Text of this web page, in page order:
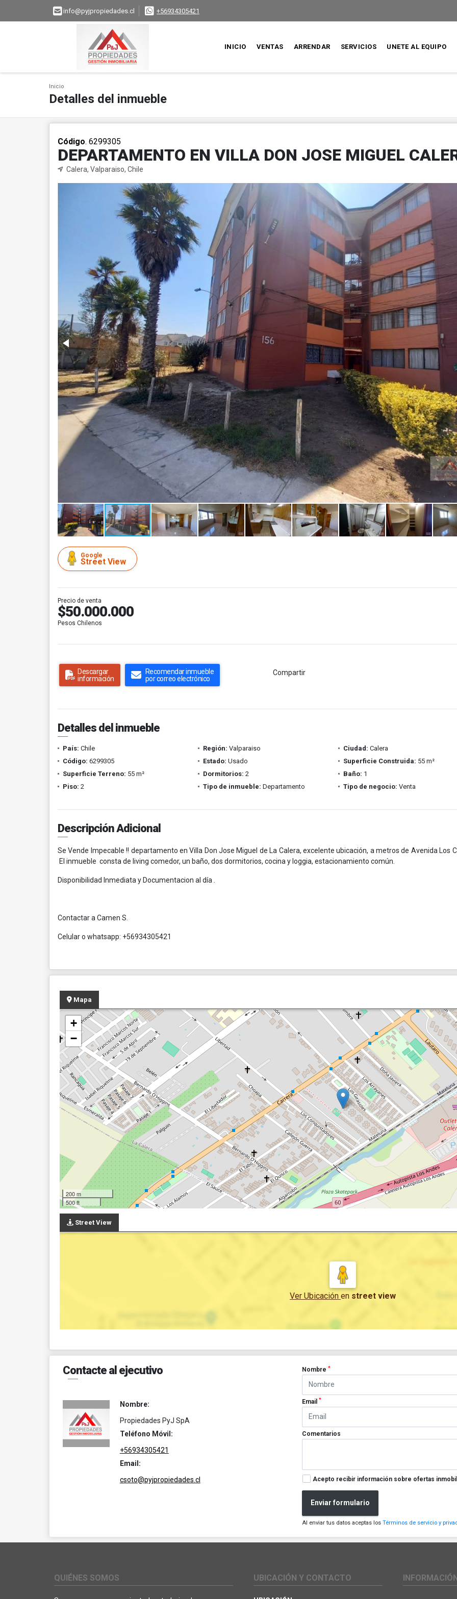
info@pyjpropiedades.cl +56934305421
INICIO VENTAS ARRENDAR SERVICIOS UNETE AL EQUIPO
Inicio
Detalles del inmueble
Código. 6299305
DEPARTAMENTO EN VILLA DON JOSE MIGUEL
Calera, Valparaiso, Chile
Google
Street View
Precio de venta
$50.000.000
Pesos Chilenos
Descargar
información
Recomendar inmueble
por correo electrónico
Compartir
Detalles del inmueble
País: Chile Región: Valparaiso Ciudad: Calera
Código: 6299305 Estado: Usado Superficie Construida: 55 m²
Superficie Terreno: 55 m² Dormitorios: 2 Baño: 1
Piso: 2 Tipo de inmueble: Departamento Tipo de negocio: Venta
Descripción Adicional
Se Vende Impecable !! departamento en Villa Don Jose Miguel de La Calera, excelente ubicación, a metros de Avenida Los
El inmueble consta de living comedor, un baño, dos dormitorios, cocina y loggia, estacionamiento común.
Disponibilidad Inmediata y Documentacion al día .
Contactar a Camen S.
Celular o whatsapp: +56934305421
Mapa
+
−
200 m
500 ft
Street View
Ver Ubicación en street view
Contacte al ejecutivo
Nombre:
Propiedades PyJ SpA
Teléfono Móvil:
+56934305421
Email:
csoto@pyjpropiedades.cl
Nombre*
Email*
Comentarios
Acepto recibir información sobre ofertas
Enviar formulario
Al enviar tus datos aceptas losTérminos de servicio y
QUIÉNES SOMOS UBICACIÓN Y CONTACTO